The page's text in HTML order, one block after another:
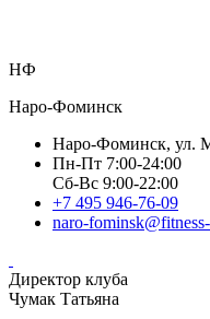
НФ
Наро-Фоминск
Наро-Фоминск, ул.
Пн-Пт 7:00-24:00
Сб-Вс 9:00-22:00
+7 495 946-76-09
naro-
Директор клуба
Чумак Татьяна